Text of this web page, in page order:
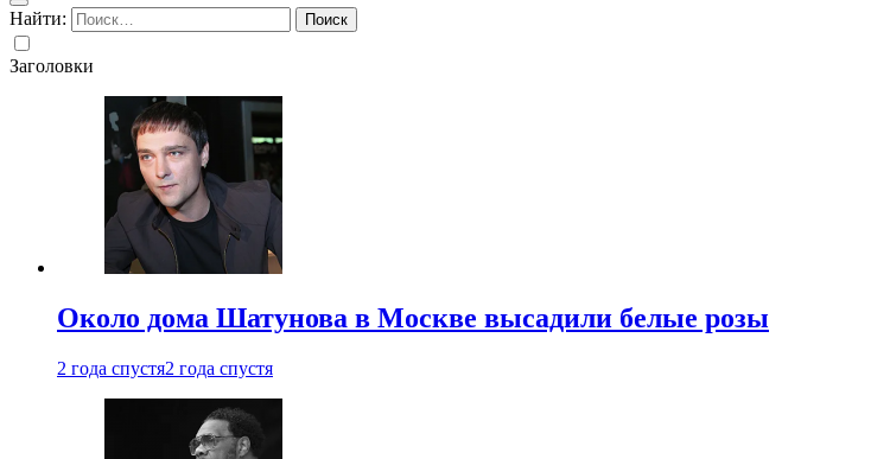
Найти:
Заголовки
Около дома Шатунова в Москве высадили белые розы
2 года спустя2 года спустя